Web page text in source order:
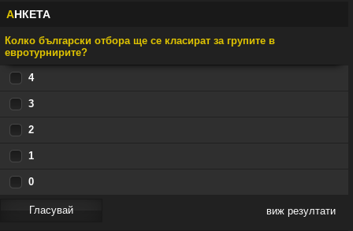
АНКЕТА
Колко български отбора ще се класират за групите в
евротурнирите?
4
3
2
1
0
виж резултати